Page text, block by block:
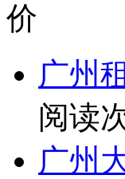
价
广州
阅读
广州